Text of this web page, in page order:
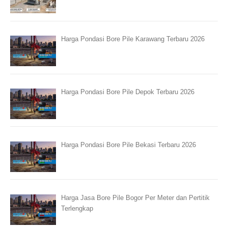
Harga Pondasi Bore Pile Karawang Terbaru 2026
Harga Pondasi Bore Pile Depok Terbaru 2026
Harga Pondasi Bore Pile Bekasi Terbaru 2026
Harga Jasa Bore Pile Bogor Per Meter dan Pertitik
Terlengkap